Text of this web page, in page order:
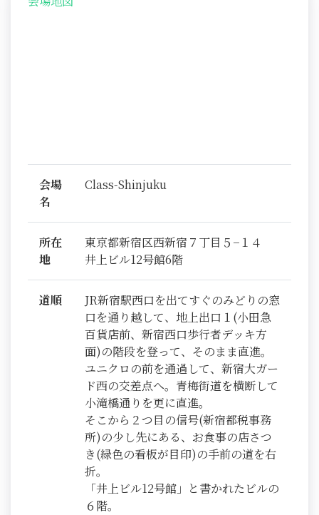
会場
名
Class-Shinjuku
所在
地
東京都新宿区西新宿７丁目５−１４
井上ビル12号館6階
道順
JR新宿駅西口を出てすぐのみどりの窓
口を通り越して、地上出口１(小田急
百貨店前、新宿西口歩行者デッキ方
面)の階段を登って、そのまま直進。
ユニクロの前を通過して、新宿大ガー
ド西の交差点へ。青梅街道を横断して
小滝橋通りを更に直進。
そこから２つ目の信号(新宿都税事務
所)の少し先にある、お食事の店さつ
き(緑色の看板が目印)の手前の道を右
折。
「井上ビル12号館」と書かれたビルの
６階。